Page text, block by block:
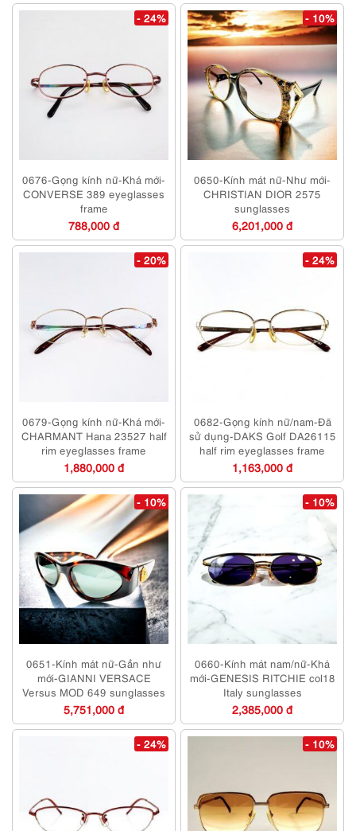
- 24%
0676-Gọng kính nữ-Khá mới-
CONVERSE 389 eyeglasses
frame
788,000 đ
- 10%
0650-Kính mát nữ-Như mới-
CHRISTIAN DIOR 2575
sunglasses
6,201,000 đ
- 20%
0679-Gọng kính nữ-Khá mới-
CHARMANT Hana 23527 half
rim eyeglasses frame
1,880,000 đ
- 24%
0682-Gọng kính nữ/nam-Đã
sử dụng-DAKS Golf DA26115
half rim eyeglasses frame
1,163,000 đ
- 10%
0651-Kính mát nữ-Gần như
mới-GIANNI VERSACE
Versus MOD 649 sunglasses
5,751,000 đ
- 10%
0660-Kính mát nam/nữ-Khá
mới-GENESIS RITCHIE col18
Italy sunglasses
2,385,000 đ
- 24% - 10%